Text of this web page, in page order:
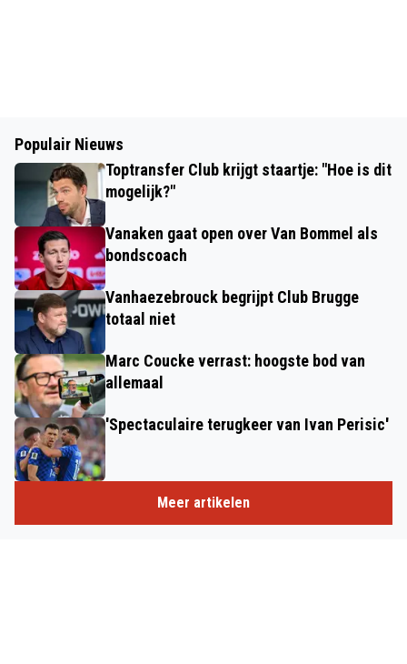
Populair Nieuws
Toptransfer Club krijgt staartje: "Hoe is dit
mogelijk?"
Vanaken gaat open over Van Bommel als
bondscoach
Vanhaezebrouck begrijpt Club Brugge
totaal niet
Marc Coucke verrast: hoogste bod van
allemaal
'Spectaculaire terugkeer van Ivan Perisic'
Meer artikelen